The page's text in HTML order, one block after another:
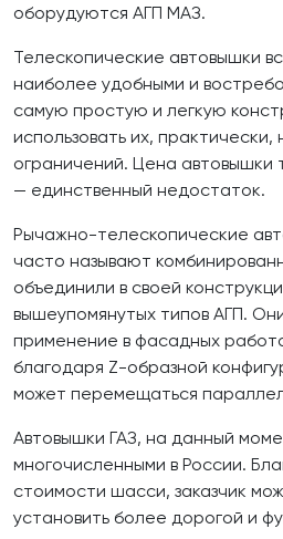
оборудуются АГП МАЗ.
Телескопические автовышки
наиболее удобными и
самую простую и легкую
использовать их,
ограничений. Цена автовышки
— единственный недостаток.
Рычажно-телескопические
часто называют
объединили в своей
вышеупомянутых типов АГП.
применение в фасадных
благодаря Z-образной
может перемещаться
Автовышки ГАЗ, на данный
многочисленными в России.
стоимости шасси, заказчик
установить более дорогой и